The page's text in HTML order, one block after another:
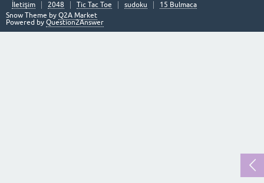
İletişim 2048 Tic Tac Toe sudoku
15 Bulmaca
Snow Theme by Q2A Market
Powered by Question2Answer